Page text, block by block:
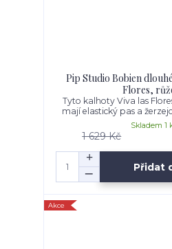
Pip Studio Bobien
Flores,
Tyto kalhoty Viva las
mají elastický pas a
1 629 Kč
Skladem 1
Přidat
Akce